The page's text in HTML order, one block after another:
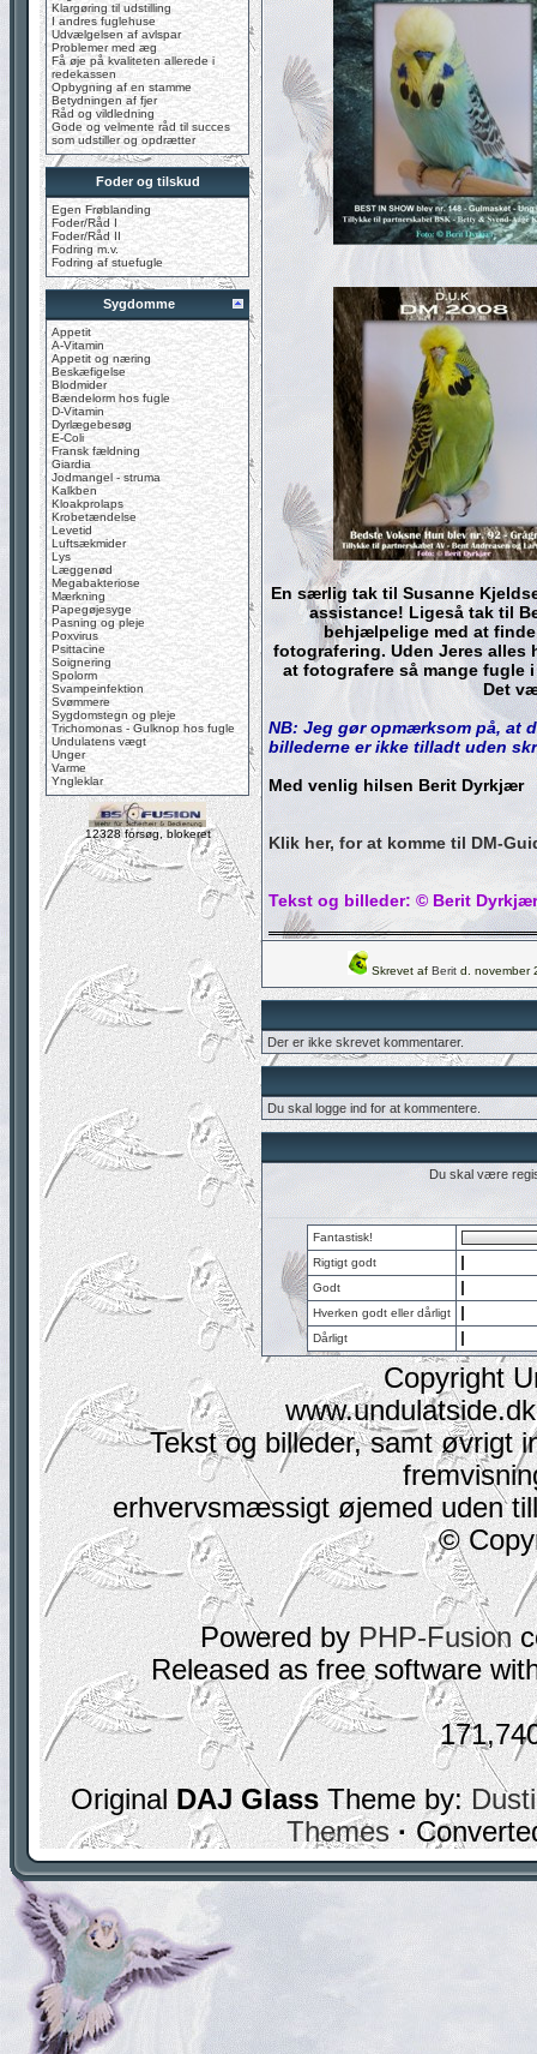
Klargøring til udstilling
I andres fuglehuse
Udvælgelsen af avlspar
Problemer med æg
Få øje på kvaliteten allerede i
redekassen
Opbygning af en stamme
Betydningen af fjer
Råd og vildledning
Gode og velmente råd til succes
som udstiller og opdrætter
Foder og tilskud
Egen Frøblanding
Foder/Råd I
Foder/Råd II
Fodring m.v.
Fodring af stuefugle
Sygdomme
Appetit
A-Vitamin
Appetit og næring
Beskæfigelse
Blodmider
Bændelorm hos fugle
D-Vitamin
Dyrlægebesøg
E-Coli
Fransk fældning
Giardia
Jodmangel - struma
Kalkben
Kloakprolaps
Krobetændelse
Levetid
Luftsækmider
Lys
Læggenød
Megabakteriose
Mærkning
Papegøjesyge
Pasning og pleje
Poxvirus
Psittacine
Soignering
Spolorm
Svampeinfektion
Svømmere
Sygdomstegn og pleje
Trichomonas - Gulknop hos fugle
Undulatens vægt
Unger
Varme
Yngleklar
12328 forsøg, blokeret
En særlig tak til Susanne
assistance! Ligeså tak til
behjælpelige med at
fotografering. Uden Jeres
at fotografere så mange fugle
Det
NB: Jeg gør opmærksom på, at
billederne er ikke tilladt uden
Med venlig hilsen Berit Dyrkjær
Klik her, for at komme til DM-
Tekst og billeder: © Berit Dyrkjær
Skrevet af Beritd. november
Der er ikke skrevet kommentarer.
Du skal logge ind for at kommentere.
Du skal være
Fantastisk!
Rigtigt godt
Godt
Hverken godt eller dårligt
Dårligt
Copyright
Tekst og billeder, samt øvrigt
erhvervsmæssigt øjemed uden
©
Powered byPHP-Fusion
Released as free software
OriginalDAJ GlassTheme by:
Themes ·